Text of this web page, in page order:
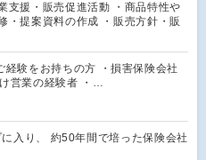
支援・販売促進活動 ・商品特性や
・提案資料の作成 ・販売方針・販
経験をお持ちの方 ・損害保険会社
営業の経験者 ・…
入り、 約50年間で培った保険会社